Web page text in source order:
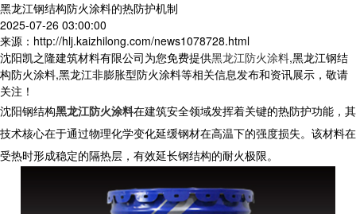
黑龙江钢结构防火涂料的热防护机制
2025-07-26 03:00:00
来源：http://hlj.kaizhilong.com/news1078728.html
沈阳凯之隆建筑材料有限公司为您免费提供黑龙江防火涂料,黑龙江钢结
构防火涂料,黑龙江非膨胀型防火涂料等相关信息发布和资讯展示，敬请
关注！
沈阳钢结构黑龙江防火涂料在建筑安全领域发挥着关键的热防护功能，其
技术核心在于通过物理化学变化延缓钢材在高温下的强度损失。该材料在
受热时形成稳定的隔热层，有效延长钢结构的耐火极限。